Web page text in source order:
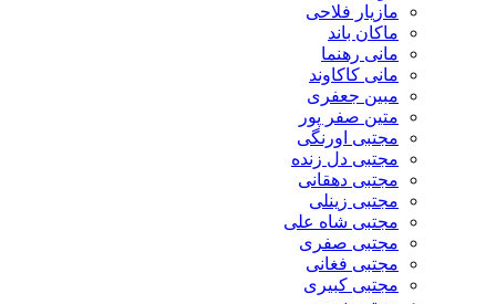
مازیار فلاحی
ماکان باند
مانی رهنما
مانی کاکاوند
مبین جعفری
متین صفر پور
مجتبی اورنگی
مجتبی دل زنده
مجتبی دهقانی
مجتبی زینلی
مجتبی شاه علی
مجتبی صفری
مجتبی فغانی
مجتبی کبیری